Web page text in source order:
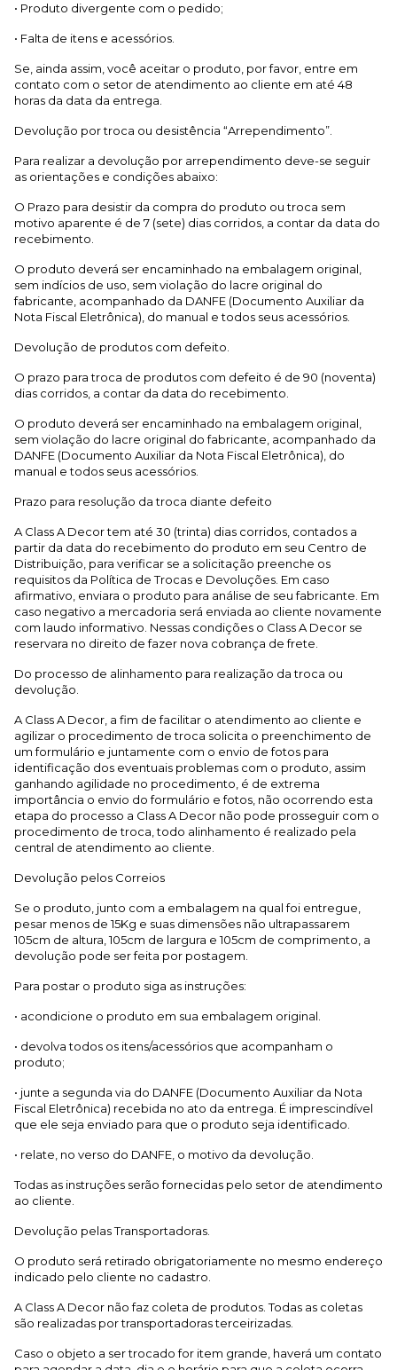
• Produto divergente com o pedido;
• Falta de itens e acessórios.
Se, ainda assim, você aceitar o produto, por favor, entre em
contato com o setor de atendimento ao cliente em até 48
horas da data da entrega.
Devolução por troca ou desistência “Arrependimento”.
Para realizar a devolução por arrependimento deve-se seguir
as orientações e condições abaixo:
O Prazo para desistir da compra do produto ou troca sem
motivo aparente é de 7 (sete) dias corridos, a contar da data do
recebimento.
O produto deverá ser encaminhado na embalagem original,
sem indícios de uso, sem violação do lacre original do
fabricante, acompanhado da DANFE (Documento Auxiliar da
Nota Fiscal Eletrônica), do manual e todos seus acessórios.
Devolução de produtos com defeito.
O prazo para troca de produtos com defeito é de 90 (noventa)
dias corridos, a contar da data do recebimento.
O produto deverá ser encaminhado na embalagem original,
sem violação do lacre original do fabricante, acompanhado da
DANFE (Documento Auxiliar da Nota Fiscal Eletrônica), do
manual e todos seus acessórios.
Prazo para resolução da troca diante defeito
A Class A Decor tem até 30 (trinta) dias corridos, contados a
partir da data do recebimento do produto em seu Centro de
Distribuição, para verificar se a solicitação preenche os
requisitos da Política de Trocas e Devoluções. Em caso
afirmativo, enviara o produto para análise de seu fabricante. Em
caso negativo a mercadoria será enviada ao cliente novamente
com laudo informativo. Nessas condições o Class A Decor se
reservara no direito de fazer nova cobrança de frete.
Do processo de alinhamento para realização da troca ou
devolução.
A Class A Decor, a fim de facilitar o atendimento ao cliente e
agilizar o procedimento de troca solicita o preenchimento de
um formulário e juntamente com o envio de fotos para
identificação dos eventuais problemas com o produto, assim
ganhando agilidade no procedimento, é de extrema
importância o envio do formulário e fotos, não ocorrendo esta
etapa do processo a Class A Decor não pode prosseguir com o
procedimento de troca, todo alinhamento é realizado pela
central de atendimento ao cliente.
Devolução pelos Correios
Se o produto, junto com a embalagem na qual foi entregue,
pesar menos de 15Kg e suas dimensões não ultrapassarem
105cm de altura, 105cm de largura e 105cm de comprimento, a
devolução pode ser feita por postagem.
Para postar o produto siga as instruções:
• acondicione o produto em sua embalagem original.
• devolva todos os itens/acessórios que acompanham o
produto;
• junte a segunda via do DANFE (Documento Auxiliar da Nota
Fiscal Eletrônica) recebida no ato da entrega. É imprescindível
que ele seja enviado para que o produto seja identificado.
• relate, no verso do DANFE, o motivo da devolução.
Todas as instruções serão fornecidas pelo setor de atendimento
ao cliente.
Devolução pelas Transportadoras.
O produto será retirado obrigatoriamente no mesmo endereço
indicado pelo cliente no cadastro.
A Class A Decor não faz coleta de produtos. Todas as coletas
são realizadas por transportadoras terceirizadas.
Caso o objeto a ser trocado for item grande, haverá um contato